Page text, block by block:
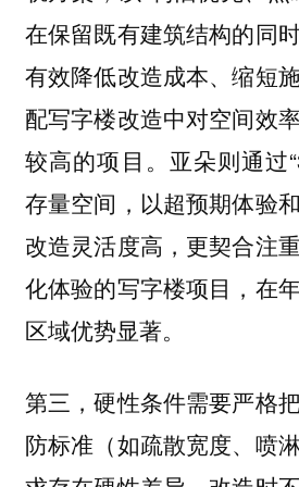
在保留既有建筑结构的同
有效降低改造成本、缩短
配写字楼改造中对空间效
较高的项目。亚朵则通过
存量空间，以超预期体验
改造灵活度高，更契合注
化体验的写字楼项目，在
区域优势显著。
第三，硬性条件需要严格
防标准（如疏散宽度、喷